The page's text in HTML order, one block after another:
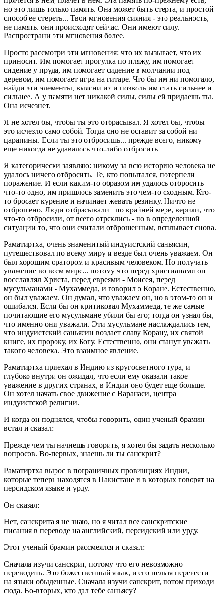
но это лишь только память. Она может быть стерта, и простой
способ ее стереть... Твои мгновения сияния - это реальность,
не память, они происходят сейчас. Они имеют силу.
Распространи эти мгновения более.
Просто рассмотри эти мгновения: что их вызывает, что их
приносит. Им помогает прогулка по пляжу, им помогает
сидение у пруда, им помогает сидение в молчании под
деревом, им помогает игра на гитаре. Что бы им ни помогало,
найди эти элементы, выясни их и позволь им стать сильнее и
сильнее. А у памяти нет никакой силы, силы ей придаешь ты.
Она исчезнет.
Я не хотел бы, чтобы ты это отбрасывал. Я хотел бы, чтобы
это исчезло само собой. Тогда оно не оставит за собой ни
царапины. Если ты это отбросишь... прежде всего, никому
еще никогда не удавалось что-либо отбросить.
Я категорически заявляю: никому за всю историю человека не
удалось ничего отбросить. Те, кто попытался, потерпели
поражение. И если каким-то образом им удалось отбросить
что-то одно, им пришлось заменить это чем-то сходным. Кто-
то бросает курение и начинает жевать резинку. Ничто не
отброшено. Люди отбрасывали - по крайней мере, верили, что
что-то отбросили, от всего отреклись - но в определенной
ситуации то, что они считали отброшенным, всплывает снова.
Раматиртха, очень знаменитый индуистский саньясин,
путешествовал по всему миру и везде был очень уважаем. Он
был хорошим оратором и красивым человеком. Но получать
уважение во всем мире... потому что перед христианами он
восславлял Христа, перед евреями - Моисея, перед
мусульманами - Мухаммеда, и говорил о Коране. Естественно,
он был уважаем. Он думал, что уважаем он, но в этом-то он и
ошибался. Если бы он критиковал Мухаммеда, те же самые
почитающие его мусульмане убили бы его; тогда он узнал бы,
что именно они уважали. Эти мусульмане наслаждались тем,
что индуистский саньясин воздает славу Корану, их святой
книге, их пророку, их Богу. Естественно, они станут уважать
такого человека. Это взаимное явление.
Раматиртха приехал в Индию из кругосветного тура, и
глубоко внутри он ожидал, что если ему оказали такое
уважение в других странах, в Индии оно будет еще больше.
Он хотел начать свое движение с Варанаси, центра
индуистской религии.
И когда он поднялся, чтобы говорить, один ученый брамин
встал и сказал:
Прежде чем ты начнешь говорить, я хотел бы задать несколько
вопросов. Во-первых, знаешь ли ты санскрит?
Раматиртха вырос в пограничных провинциях Индии,
которые теперь находятся в Пакистане и в которых говорят на
персидском языке и урду.
Он сказал:
Нет, санскрита я не знаю, но я читал все санскритские
писания в переводе на английский, персидский или урду.
Этот ученый брамин рассмеялся и сказал:
Сначала изучи санскрит, потому что его невозможно
переводить. Это божественный язык, и его нельзя перевести
на языки обыденные. Сначала изучи санскрит, потом приходи
сюда. Во-вторых, кто дал тебе саньясу?